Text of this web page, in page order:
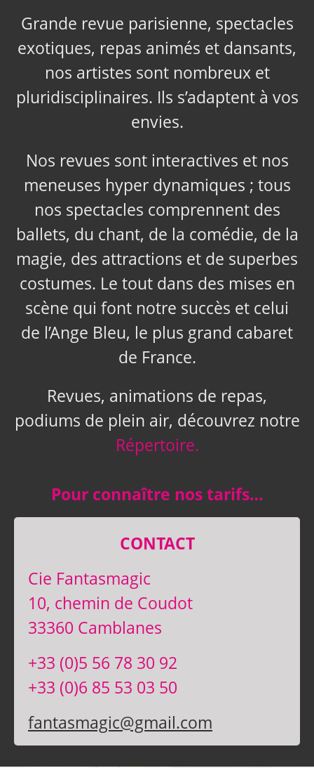
Grande revue parisienne, spectacles
exotiques, repas animés et dansants,
nos artistes sont nombreux et
pluridisciplinaires. Ils s’adaptent à vos
envies.
Nos revues sont interactives et nos
meneuses hyper dynamiques ; tous
nos spectacles comprennent des
ballets, du chant, de la comédie, de la
magie, des attractions et de superbes
costumes. Le tout dans des mises en
scène qui font notre succès et celui
de l’Ange Bleu, le plus grand cabaret
de France.
Revues, animations de repas,
podiums de plein air, découvrez notre
Répertoire.
Pour connaître nos tarifs…
CONTACT
Cie Fantasmagic
10, chemin de Coudot
33360 Camblanes
+33 (0)5 56 78 30 92
+33 (0)6 85 53 03 50
fantasmagic@gmail.com